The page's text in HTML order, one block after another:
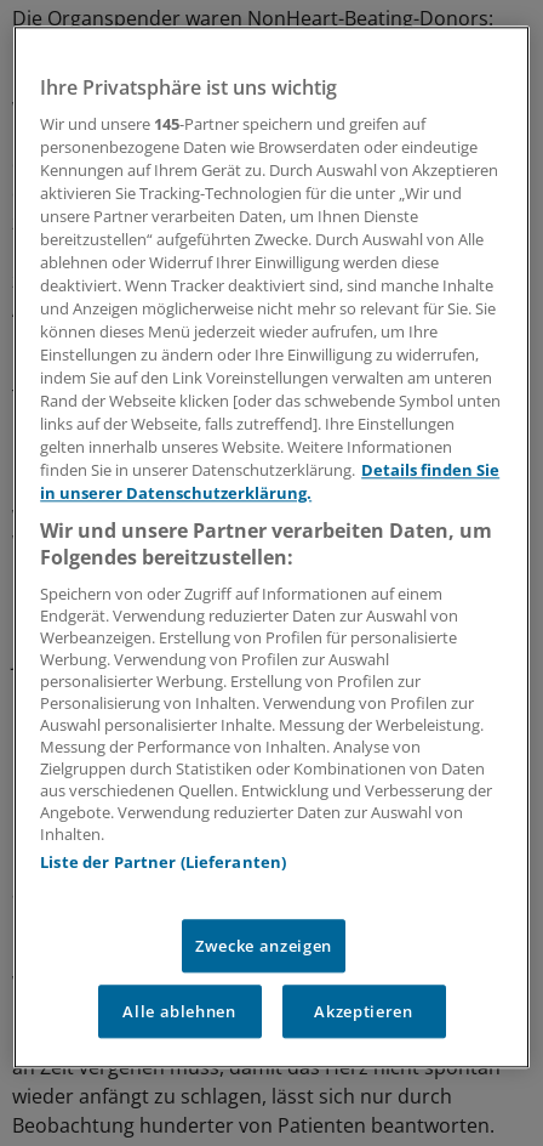
Die Organspender waren NonHeart-Beating-Donors:
Hirntod sekundär erwartet, aber nicht diagnostiziert
wird. Der Herzstillstand war 11 bis 27 Minuten nach
Beenden der künstlichen Beatmung eingetreten, wobei
die Autoren nicht ausführen, wie sie festgestellt haben,
dass ein Herzschlag definitiv der letzte war. Die
zuständige Ethikkommission und die Eltern der Spender
hatten in das Vorgehen eingewilligt und auch
zugestimmt, dass vor der Extubation Heparin und
Analgetika gegeben wurden.
Diskutiert wird nun darüber, ob die erfolgreiche
Transplantation eines Herzens von Spendern, die für
herztot erklärt worden sind, im Einklang mit der Dead-
Donor-Rule steht. Nach dieser Regel dürfen
Organentnahmen nicht zum Tode führen. Erst vor
wenigen Monaten haben die
Weltgesundheitsorganisation (WHO) und die
International Transplant Society aufgefordert, an dieser
Regel festzuhalten.
James Bernat, Professor für Neurologie in Hannover,
New Hampshire, erinnerte in einem Kommentar im
NEJM an eine Übereinkunft von US-Fachgesellschaften
mit dem Institute of Medicine aus dem Jahr 2005.
Danach darf bereits zwei Minuten nach Herzstillstand
mit der Organentnahme begonnen werden. Die
Begründung: Empirische Daten belegten, dass dann der
Herzstillstand irreversibel sei, und man könne davon
ausgehen, dass dann auch der Hirntod eingetreten sei.
Dies sei eine Übereinkunft, die zwar eine
wissenschaftliche Basis habe, aber auch gesellschafts-
und gesundheitspolitische Aspekte des Organmangels
berücksichtige, so Bernat. "Die Frage, welches Minimum
an Zeit vergehen muss, damit das Herz nicht spontan
wieder anfängt zu schlagen, lässt sich nur durch
Beobachtung hunderter von Patienten beantworten.
Ihre Privatsphäre ist uns wichtig
Wir und unsere 145-Partner speichern und greifen auf
personenbezogene Daten wie Browserdaten oder eindeutige
Kennungen auf Ihrem Gerät zu. Durch Auswahl von Akzeptieren
aktivieren Sie Tracking-Technologien für die unter „Wir und
unsere Partner verarbeiten Daten, um Ihnen Dienste
bereitzustellen“ aufgeführten Zwecke. Durch Auswahl von Alle
ablehnen oder Widerruf Ihrer Einwilligung werden diese
deaktiviert. Wenn Tracker deaktiviert sind, sind manche Inhalte
und Anzeigen möglicherweise nicht mehr so relevant für Sie. Sie
können dieses Menü jederzeit wieder aufrufen, um Ihre
Einstellungen zu ändern oder Ihre Einwilligung zu widerrufen,
indem Sie auf den Link Voreinstellungen verwalten am unteren
Rand der Webseite klicken [oder das schwebende Symbol unten
links auf der Webseite, falls zutreffend]. Ihre Einstellungen
gelten innerhalb unseres Website. Weitere Informationen
finden Sie in unserer Datenschutzerklärung. Details finden Sie
in unserer Datenschutzerklärung.
Wir und unsere Partner verarbeiten Daten, um
Folgendes bereitzustellen:
Speichern von oder Zugriff auf Informationen auf einem
Endgerät. Verwendung reduzierter Daten zur Auswahl von
Werbeanzeigen. Erstellung von Profilen für personalisierte
Werbung. Verwendung von Profilen zur Auswahl
personalisierter Werbung. Erstellung von Profilen zur
Personalisierung von Inhalten. Verwendung von Profilen zur
Auswahl personalisierter Inhalte. Messung der Werbeleistung.
Messung der Performance von Inhalten. Analyse von
Zielgruppen durch Statistiken oder Kombinationen von Daten
aus verschiedenen Quellen. Entwicklung und Verbesserung der
Angebote. Verwendung reduzierter Daten zur Auswahl von
Inhalten.
Liste der Partner (Lieferanten)
Zwecke anzeigen
Alle ablehnen Akzeptieren